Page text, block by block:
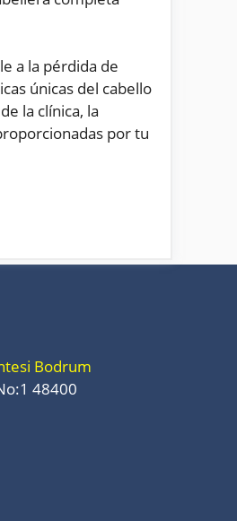
a la pérdida de
únicas del cabello
la clínica, la
por tu
Bodrum
48400